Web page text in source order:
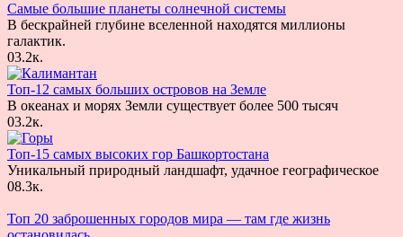
Самые большие планеты солнечной системы
В бескрайней глубине вселенной находятся миллионы
галактик.
03.2к.
Топ-12 самых больших островов на Земле
В океанах и морях Земли существует более 500 тысяч
03.2к.
Топ-15 самых высоких гор Башкортостана
Уникальный природный ландшафт, удачное географическое
08.3к.
Топ 20 заброшенных городов мира — там где жизнь